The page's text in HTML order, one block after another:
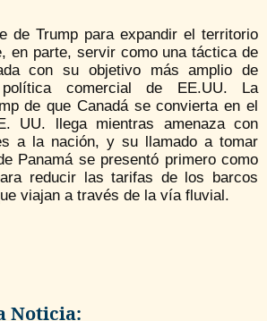
de Trump para expandir el territorio
en parte, servir como una táctica de
con su objetivo más amplio de
comercial de EE.UU. La
de que Canadá se convierta en el
UU. llega mientras amenaza con
a la nación, y su llamado a tomar
Panamá se presentó primero como
reducir las tarifas de los barcos
viajan a través de la vía fluvial.
Noticia: